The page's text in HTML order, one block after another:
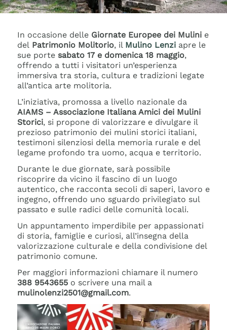
In occasione delle Giornate Europee dei Mulini e
delPatrimonio Molitorio, il Mulino Lenziapre le
sue porte sabato 17 e domenica 18 maggio,
offrendo a tutti i visitatori un’esperienza
immersiva tra storia, cultura e tradizioni legate
all’antica arte molitoria.
L’iniziativa, promossa a livello nazionale da
AIAMS – Associazione Italiana Amici dei Mulini
Storici, si propone di valorizzare e divulgare il
prezioso patrimonio dei mulini storici italiani,
testimoni silenziosi della memoria rurale e del
legame profondo tra uomo, acqua e territorio.
Durante le due giornate, sarà possibile
riscoprire da vicino il fascino di un luogo
autentico, che racconta secoli di saperi, lavoro e
ingegno, offrendo uno sguardo privilegiato sul
passato e sulle radici delle comunità locali.
Un appuntamento imperdibile per appassionati
di storia, famiglie e curiosi, all’insegna della
valorizzazione culturale e della condivisione del
patrimonio comune.
Per maggiori informazioni chiamare il numero
388 9543655o scrivere una mail a
mulinolenzi2501@gmail.com.